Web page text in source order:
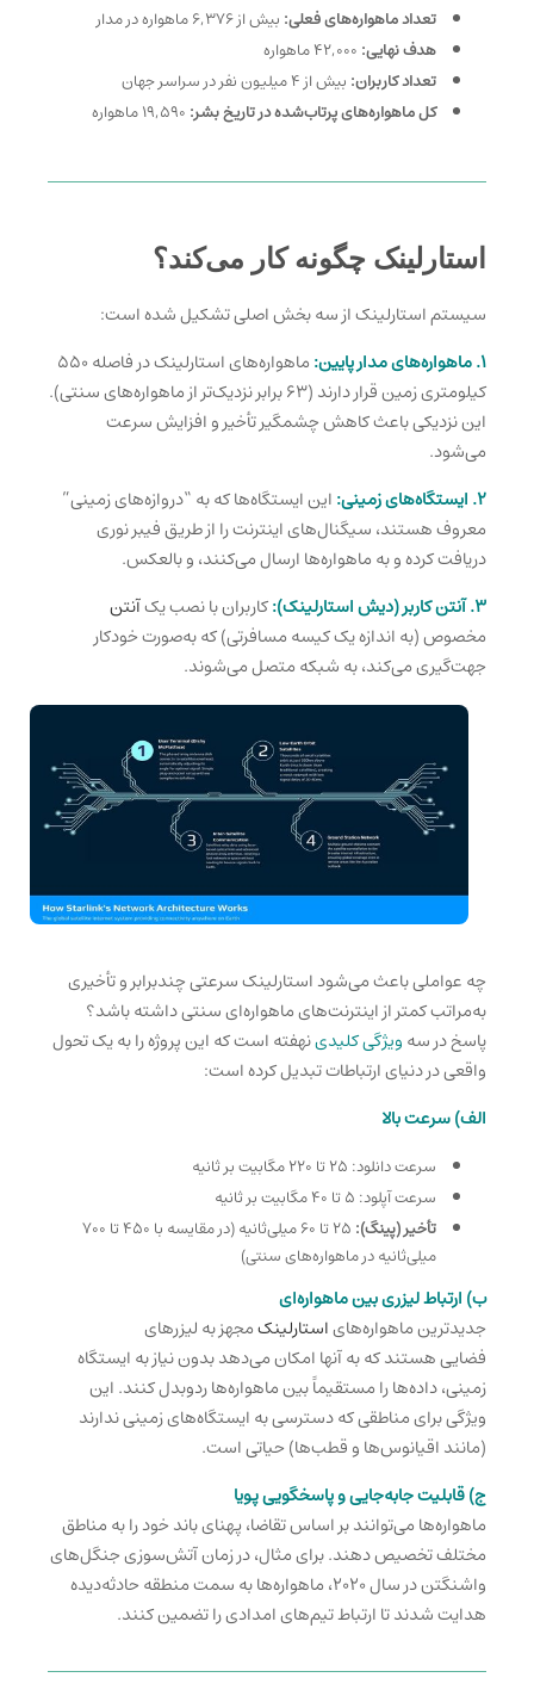
تعداد ماهواره‌های فعلی: بیش از ۶,۳۷۶ ماهواره در مدار
هدف نهایی:
تعداد کاربران: بیش از ۴ میلیون نفر در سراسر جهان
کل ماهواره‌های پرتاب‌شده در تاریخ بشر:
استارلینک چگونه کار می‌کند؟
سیستم استارلینک از سه بخش اصلی تشکیل شده است:
۱. ماهواره‌های مدار پایین:
ماهواره‌های استارلینک در فاصله ۵۵۰
کیلومتری زمین قرار دارند (۶۳ برابر نزدیک‌تر از ماهواره‌های سنتی).
این نزدیکی باعث کاهش چشمگیر تأخیر و افزایش سرعت
می‌شود.
۲. ایستگاه‌های زمینی:
این ایستگاه‌ها که به “دروازه‌های زمینی”
معروف هستند، سیگنال‌های اینترنت را از طریق فیبر نوری
دریافت کرده و به ماهواره‌ها ارسال می‌کنند، و بالعکس.
۳. آنتن کاربر (دیش استارلینک):
کاربران با نصب یکآنتن
مخصوص (به اندازه یک کیسه مسافرتی) که به‌صورت خودکار
جهت‌گیری می‌کند، به شبکه متصل می‌شوند.
چه عواملی باعث می‌شود استارلینک سرعتی چندبرابر و تأخیری
به‌مراتب کمتر از اینترنت‌های ماهواره‌ای سنتی داشته باشد؟
پاسخ در سه ویژگی کلیدینهفته است که این پروژه را به یک تحول
واقعی در دنیای ارتباطات تبدیل کرده است:
الف) سرعت بالا
سرعت دانلود: ۲۵ تا ۲۲۰ مگابیت بر ثانیه
سرعت آپلود: ۵ تا ۴۰ مگابیت بر ثانیه
تأخیر (پینگ):
۲۵ تا ۶۰ میلی‌ثانیه (در مقایسه با ۴۵۰ تا ۷۰۰
میلی‌ثانیه در ماهواره‌های سنتی)
ب) ارتباط لیزری بین ماهواره‌ای
جدیدترین ماهواره‌هایاستارلینکمجهز به لیزرهای
فضایی هستند که به آنها امکان می‌دهد بدون نیاز به ایستگاه
زمینی، داده‌ها را مستقیماً بین ماهواره‌ها ردوبدل کنند. این
ویژگی برای مناطقی که دسترسی به ایستگاه‌های زمینی ندارند
(مانند اقیانوس‌ها و قطب‌ها) حیاتی است.
ج) قابلیت جابه‌جایی و پاسخگویی پویا
ماهواره‌ها می‌توانند بر اساس تقاضا، پهنای باند خود را به مناطق
مختلف تخصیص دهند. برای مثال، در زمان آتش‌سوزی جنگل‌های
واشنگتن در سال ۲۰۲۰، ماهواره‌ها به سمت منطقه حادثه‌دیده
هدایت شدند تا ارتباط تیم‌های امدادی را تضمین کنند.